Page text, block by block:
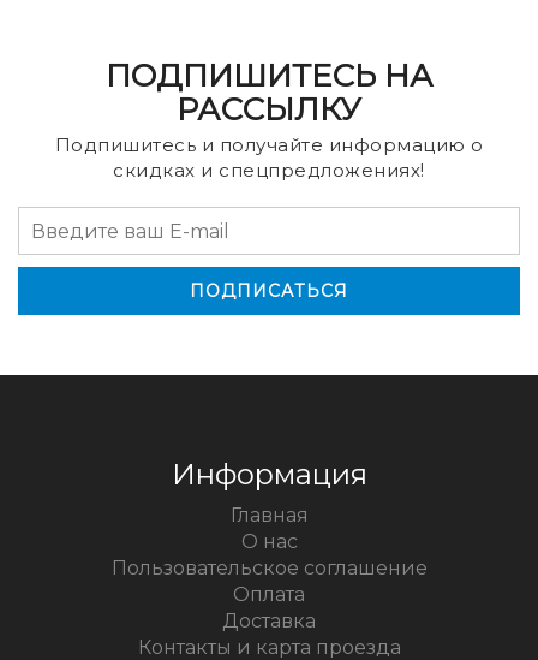
ПОДПИШИТЕСЬ НА
РАССЫЛКУ
Подпишитесь и получайте информацию о
скидках и спецпредложениях!
Информация
Главная
О нас
Пользовательское соглашение
Оплата
Доставка
Контакты и карта проезда